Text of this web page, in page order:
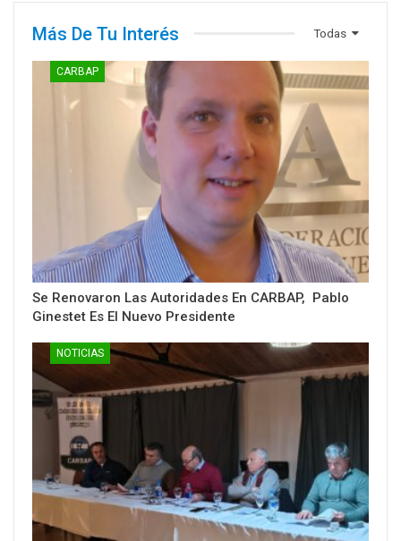
Todas
Más De Tu Interés
CARBAP
Se Renovaron Las Autoridades En CARBAP, Pablo
Ginestet Es El Nuevo Presidente
NOTICIAS